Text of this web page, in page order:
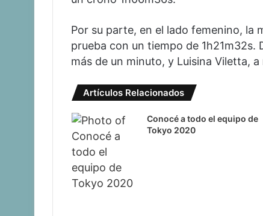
Por su parte, en el lado femenino, la
prueba con un tiempo de 1h21m32s.
más de un minuto, y Luisina Viletta,
Artículos Relacionados
Conocé a todo el equipo de
Tokyo 2020